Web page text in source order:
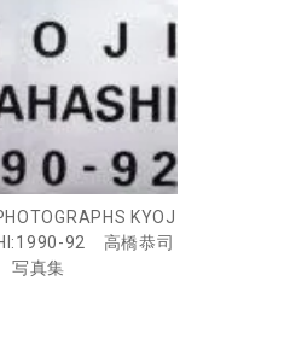
KYOJ
92 高橋恭司
写真集